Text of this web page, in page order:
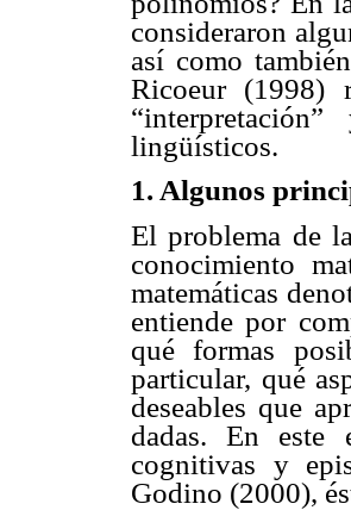
consideraron
así como
Ricoeur (1998)
lingüísticos.
1. Algunos
El problema de
conocimiento
matemáticas
entiende por
qué formas
particular, qué
deseables que
dadas. En este
cognitivas y
Godino (2000),